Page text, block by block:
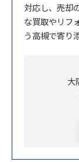
対応し、売却
な買取やリフ
う高槻で寄り
大